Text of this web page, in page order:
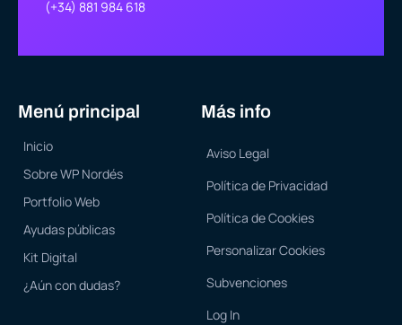
(+34) 881 984 618
Menú principal
Inicio
Sobre WP Nordés
Portfolio Web
Ayudas públicas
Kit Digital
¿Aún con dudas?
Más info
Aviso Legal
Política de Privacidad
Política de Cookies
Personalizar Cookies
Subvenciones
Log In